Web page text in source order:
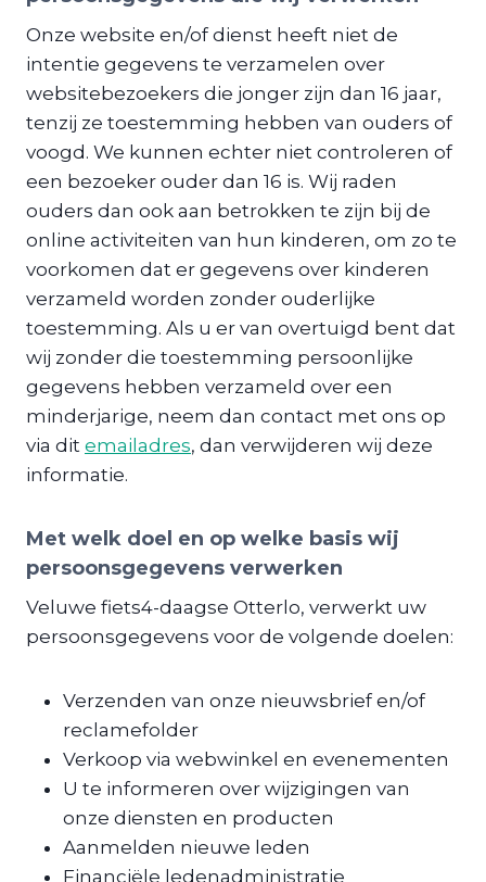
Onze website en/of dienst heeft niet de
intentie gegevens te verzamelen over
websitebezoekers die jonger zijn dan 16 jaar​, ​
tenzij ze toestemming hebben van ouders of
voogd. We kunnen echter niet controleren of
een bezoeker ouder dan 16 is. Wij raden
ouders dan ook aan betrokken te zijn bij de
online activiteiten van hun kinderen, om zo te
voorkomen dat er gegevens over kinderen
verzameld worden zonder ouderlijke
toestemming. Als ​u er van overtuigd bent dat
wij zonder die toestemming persoonlijke
gegevens hebben verzameld over een
minderjarige, neem dan contact met ons op
via ​​dit emailadres, dan verwijderen wij deze
informatie.
Met welk doel en op welke basis ​wij
persoonsgegevens verwerken
​​Veluwe fiets4-daagse Otterlo, verwerkt uw
persoonsgegevens voor de volgende doelen:
Verzenden van onze nieuwsbrief en/of
reclamefolder
Verk​oop via ​webwinkel en evenementen
U te informeren over wijzigingen van
onze diensten en producten
Aanmelden ​nieuwe leden
Financiële ledenadministratie